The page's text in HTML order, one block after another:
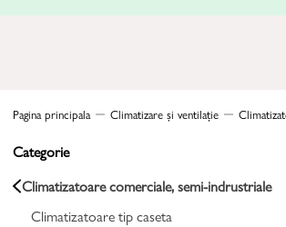
Pagina principala Climatizare și ventilație
Categorie
Climatizatoare comerciale, semi-indrustriale
Climatizatoare tip caseta